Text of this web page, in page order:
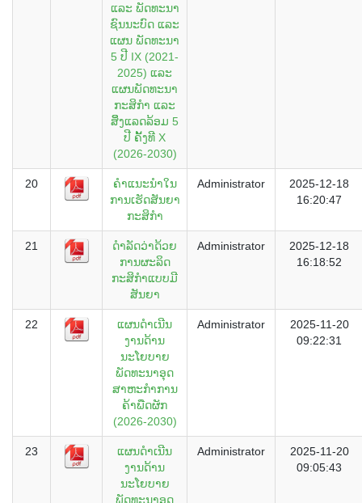
ແລະ ພັດທະນາ
ຊົນນະບົດ ແລະ
ແຜນ ພັດທະນາ
5 ປີ IX (2021-
2025) ແລະ
ແຜນພັດທະນາ
ກະສິກຳ ແລະ
ສິິ່ງແລດລ້ອມ 5
ປີ ຄັັ້ງທີ X
(2026-2030)
20
ຄໍາແນະນໍາໃນ
ການເຮັດສັນຍາ
ກະສິກຳ
Administrator
2025-12-18
16:20:47
21
ດຳລັດວ່າດ້ວຍ
ການຜະລິດ
ກະສິກຳແບບມີ
ສັນຍາ
Administrator
2025-12-18
16:18:52
22
ແຜນດໍາເນີນ
ງານດ້ານ
ນະໂຍບາຍ
ພັດທະນາອຸດ
ສາຫະກໍາການ
ຄ້າພືດຜັກ
(2026-2030)
Administrator
2025-11-20
09:22:31
23
ແຜນດໍາເນີນ
ງານດ້ານ
ນະໂຍບາຍ
ພັດທະນາອຸດ
Administrator
2025-11-20
09:05:43